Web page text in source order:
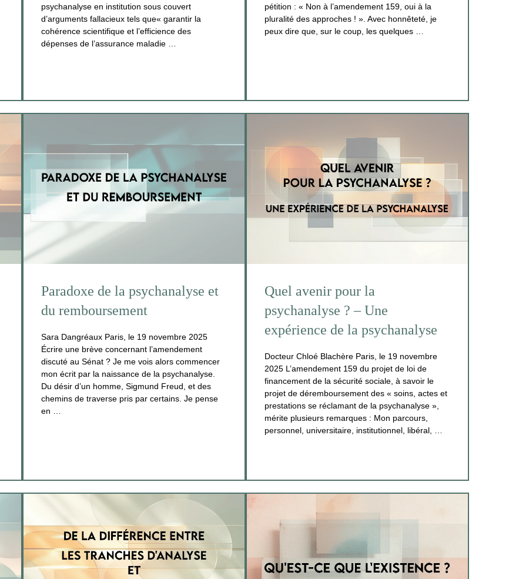
psychanalyse en institution sous couvert
d’arguments fallacieux tels que« garantir la
cohérence scientifique et l’efficience des
dépenses de l’assurance maladie …
pétition : « Non à l’amendement 159, oui à la
pluralité des approches ! ». Avec honnêteté, je
peux dire que, sur le coup, les quelques …
Paradoxe de la psychanalyse et
du remboursement
Sara Dangréaux Paris, le 19 novembre 2025
Écrire une brève concernant l’amendement
discuté au Sénat ? Je me vois alors commencer
mon écrit par la naissance de la psychanalyse.
Du désir d’un homme, Sigmund Freud, et des
chemins de traverse pris par certains. Je pense
en …
Quel avenir pour la
psychanalyse ? – Une
expérience de la psychanalyse
Docteur Chloé Blachère Paris, le 19 novembre
2025 L’amendement 159 du projet de loi de
financement de la sécurité sociale, à savoir le
projet de déremboursement des « soins, actes et
prestations se réclamant de la psychanalyse »,
mérite plusieurs remarques : Mon parcours,
personnel, universitaire, institutionnel, libéral, …